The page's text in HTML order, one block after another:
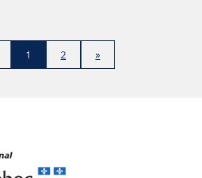
1 2 »